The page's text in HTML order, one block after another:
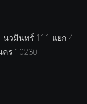
นวมินทร์ 111 แยก 4
ร 10230